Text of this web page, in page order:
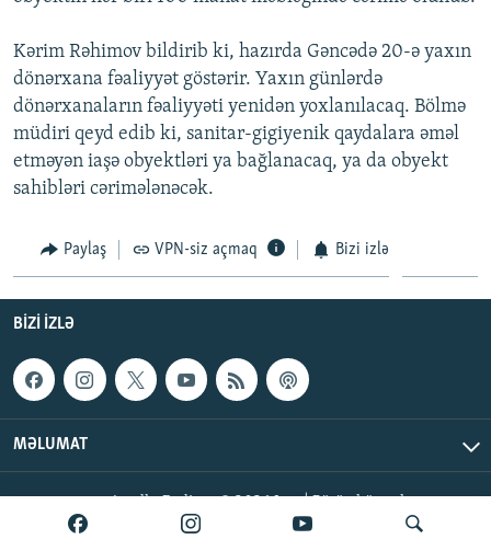
FOTOQALEREYA
İNFOQRAFIKA
KARIKATURA
OXU ZALI
AZƏRBAYCAN ƏDƏBIYYATI KITABXANASI
İSLAM VƏ DEMOKRATIYA
İZ - MƏDƏNIYYƏT PROQRAMI
HAQQIMIZDA
MISSIYAMIZ
PEŞƏ ETIKASI VƏ JURNALISTIKA STANDARTLARIMIZ
MATERIALLARIMIZDAN ISTIFADƏ
AZADLIQRADIOSU MOBIL TELEFONUNUZDA
BIZIMLƏ ƏLAQƏ
XƏBƏR BÜLLETENLƏRIMIZ
BIZI IZLƏ
Kərim Rəhimov bildirib ki, hazırda Gəncədə 20-ə yaxın
dönərxana fəaliyyət göstərir. Yaxın günlərdə
dönərxanaların fəaliyyəti yenidən yoxlanılacaq. Bölmə
müdiri qeyd edib ki, sanitar-gigiyenik qaydalara əməl
etməyən iaşə obyektləri ya bağlanacaq, ya da obyekt
sahibləri cərimələnəcək.
Paylaş VPN-siz açmaq Bizi izlə
BIZI IZLƏ
MƏLUMAT
AzadlıqRadiosu © 2026 Inc. | Bütün hüquqlar qorunur